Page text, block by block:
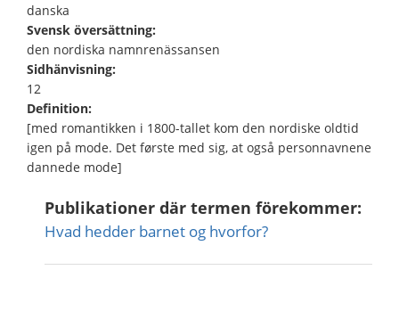
danska
Svensk översättning:
den nordiska namnrenässansen
Sidhänvisning:
12
Definition:
[med romantikken i 1800-tallet kom den nordiske oldtid
igen på mode. Det første med sig, at også personnavnene
dannede mode]
Publikationer där termen förekommer:
Hvad hedder barnet og hvorfor?